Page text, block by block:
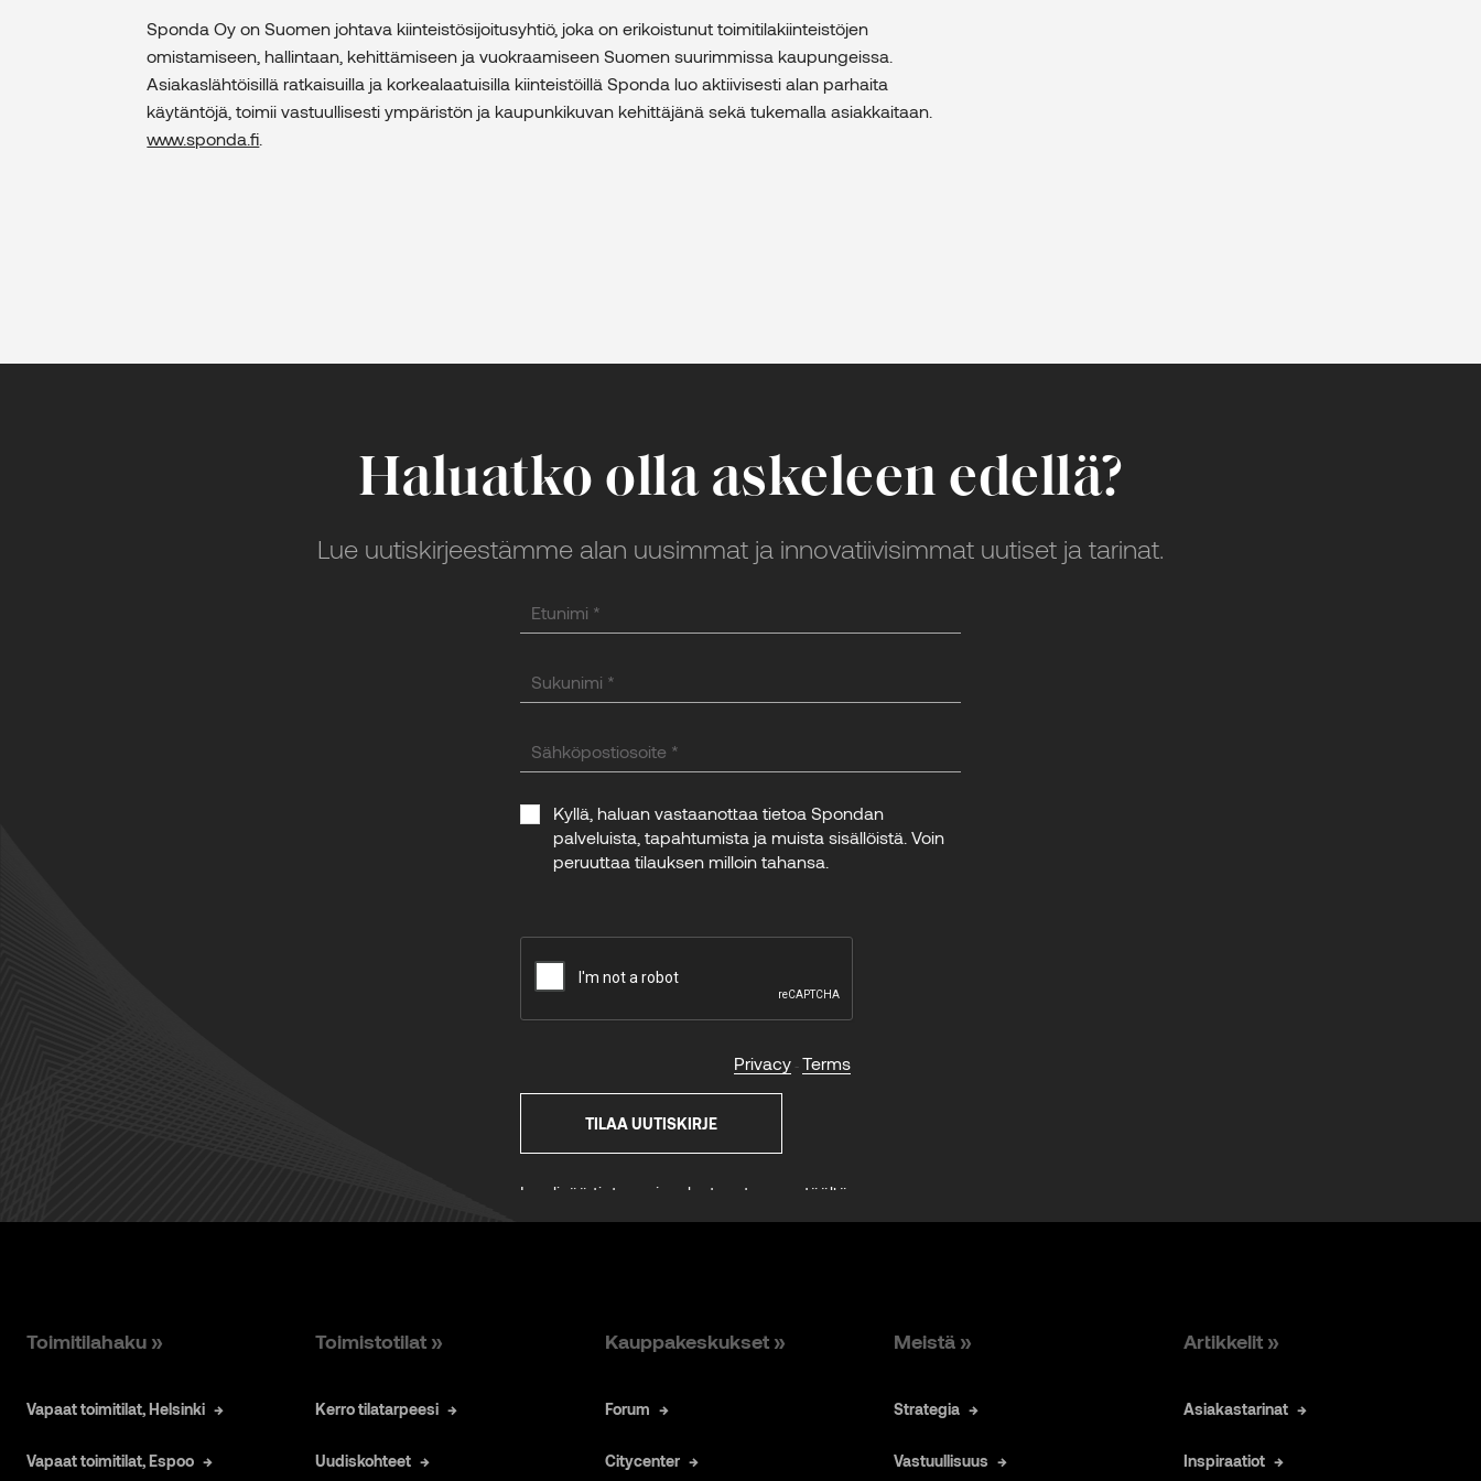
Sponda Oy on Suomen johtava kiinteistösijoitusyhtiö, joka on erikoistunut toimitilakiinteistöjen
omistamiseen, hallintaan, kehittämiseen ja vuokraamiseen Suomen suurimmissa kaupungeissa.
Asiakaslähtöisillä ratkaisuilla ja korkealaatuisilla kiinteistöillä Sponda luo aktiivisesti alan parhaita
käytäntöjä, toimii vastuullisesti ympäristön ja kaupunkikuvan kehittäjänä sekä tukemalla asiakkaitaan.
www.sponda.fi
Toimitilahaku »
Vapaat toimitilat, Helsinki
Vapaat toimitilat, Espoo
Toimistotilat »
Kerro tilatarpeesi
Uudiskohteet
Kauppakeskukset »
Forum
Citycenter
Meistä »
Strategia
Vastuullisuus
Artikkelit »
Asiakastarinat
Inspiraatiot